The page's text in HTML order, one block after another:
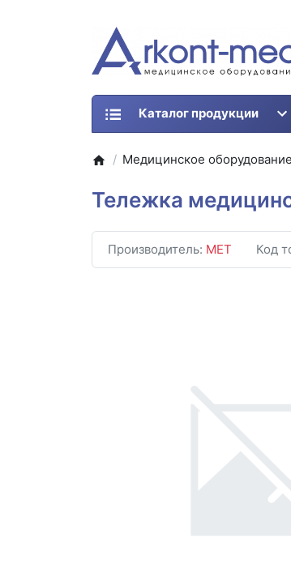
Каталог продукции
Медицинское оборудование
Тележка
Производитель: MET Код